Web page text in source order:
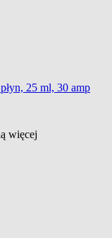
25 ml, 30 amp
więcej